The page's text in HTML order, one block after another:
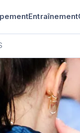
Entraînement